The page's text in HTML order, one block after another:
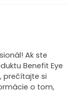
Ak ste
Benefit Eye
prečítajte si
o tom,